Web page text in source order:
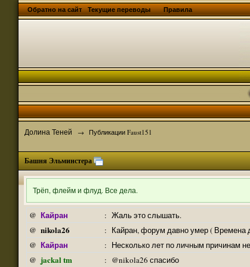
Обратно на сайт Текущие переводы Правила
Долина Теней → Публикации Faust151
Башня Эльминстера
Трёп, флейм и флуд. Все дела.
@ Кайран : Жаль это слышать.
@ nikola26 : Кайран, форум давно умер ( Времена
@ Кайран : Несколько лет по личным причинам
@ jackal tm : @nikola26 спасибо